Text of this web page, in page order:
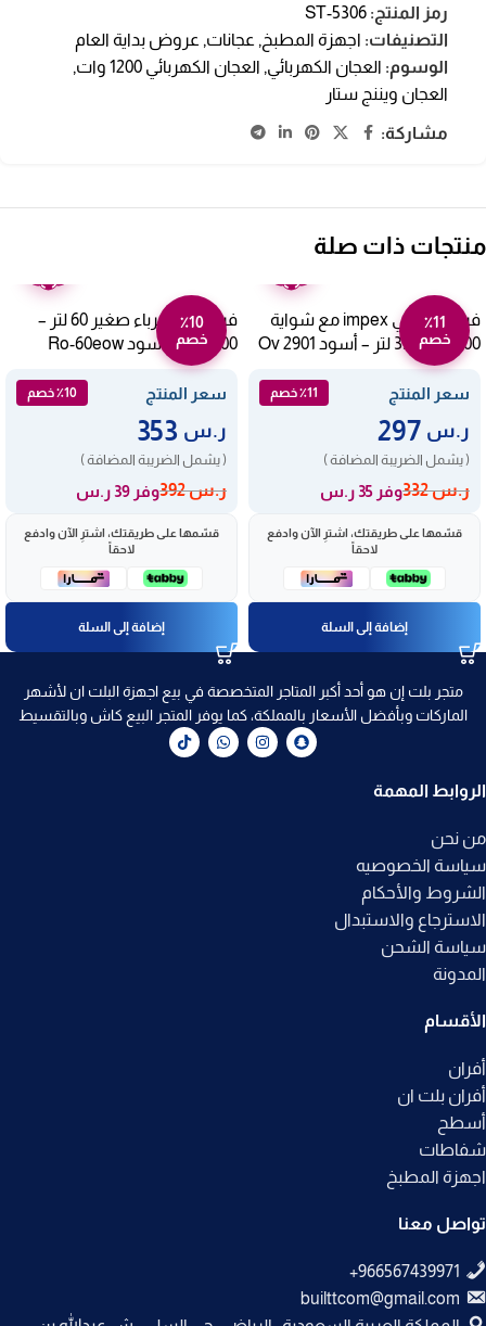
رمز المنتج: ST-5306
التصنيفات: اجهزة المطبخ , عجانات, عروض بداية العام
الوسوم: العجان الكهربائي, العجان الكهربائي 1200 وات
,
العجان ويننج ستار
مشاركة:
منتجات ذات صلة
٪11
خصم
فرن كهربائي impex مع شواية
1500 وات 35 لتر – أسود Ov 2901
سعر المنتج ٪11 خصم
ر.س
( يشمل الضريبة المضافة )
ر.س332 وفر 35 ر.س
قسّمها على طريقتك، اشترِ الآن وادفع
لاحقاً
إضافة إلى السلة
٪10
خصم
فرن ارو كهرباء صغير 60 لتر –
2000 وات أسود Ro-60eow
سعر المنتج ٪10 خصم
ر.س
( يشمل الضريبة المضافة )
ر.س392 وفر 39 ر.س
قسّمها على طريقتك، اشترِ الآن وادفع
لاحقاً
إضافة إلى السلة
متجر بلت إن هو أحد أكبر المتاجر المتخصصة في بيع اجهزة البلت ان لأشهر
الماركات وبأفضل الأسعار بالمملكة، كما يوفر المتجر البيع كاش وبالتقسيط
الروابط المهمة
من نحن
سياسة الخصوصيه
الشروط والأحكام
الاسترجاع والاستبدال
سياسة الشحن
المدونة
الأقسام
أفران
أفران بلت ان
أسطح
شفاطات
اجهزة المطبخ
تواصل معنا
builttcom@gmail.com